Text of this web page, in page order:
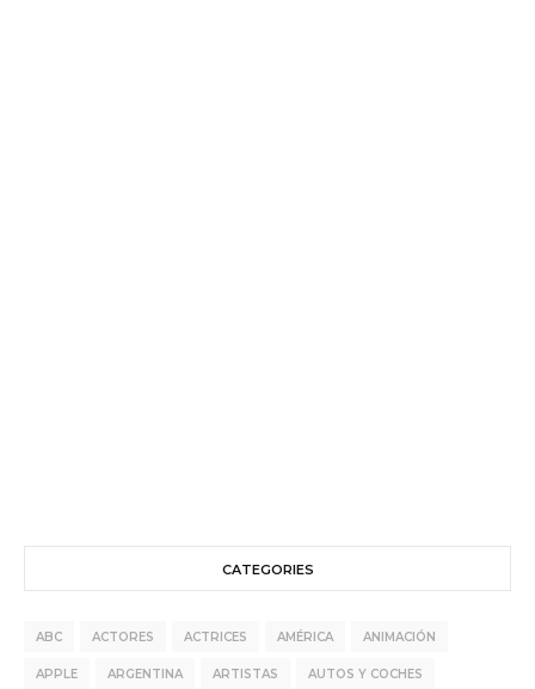
CATEGORIES
ABC ACTORES ACTRICES AMÉRICA ANIMACIÓN
APPLE ARGENTINA ARTISTAS AUTOS Y COCHES